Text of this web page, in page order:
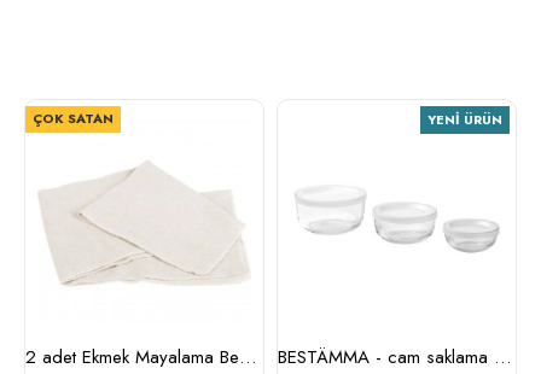
ÇOK SATAN
2 adet Ekmek Mayalama Bezi 50x70 cm, %100 Pamuk Amerikan Pasa Bezi
YENI ÜRÜN
BESTÄMMA - cam saklama kabı seti (cam)